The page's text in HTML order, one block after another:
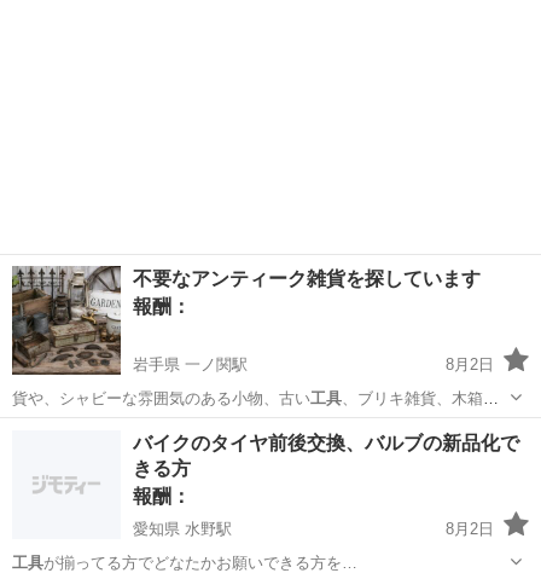
不要なアンティーク雑貨を探しています
報酬：
岩手県 一ノ関駅
8月2日
貨や、シャビーな雰囲気のある小物、古い工具、ブリキ雑貨、木箱、
蛇口、金具、取っ手…一ノ関駅 買いたい/ください 木箱
バイクのタイヤ前後交換、バルブの新品化で
きる方
報酬：
愛知県 水野駅
8月2日
工具が揃ってる方でどなたかお願いできる方を…